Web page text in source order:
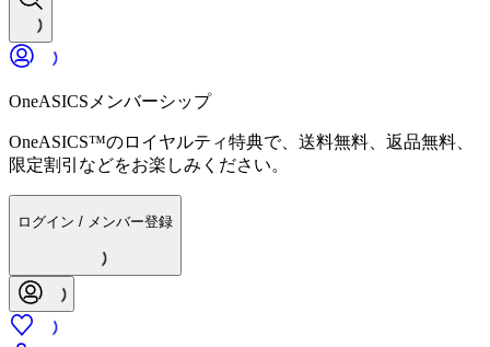
OneASICSメンバーシップ
OneASICS™のロイヤルティ特典で、送料無料、返品無料、
限定割引などをお楽しみください。
ログイン / メンバー登録